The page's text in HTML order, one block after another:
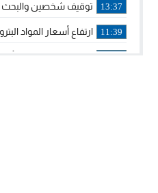
13:37 توقيف شخصين والبحث
11:39 ارتفاع أسعار المواد